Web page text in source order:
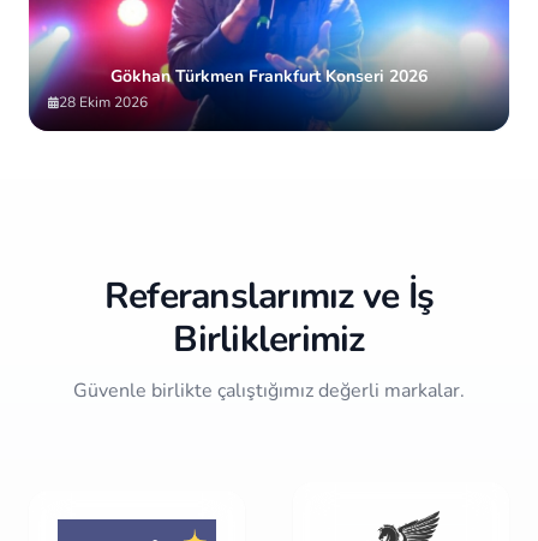
Gökhan Türkmen Frankfurt Konseri 2026
28 Ekim 2026
Referanslarımız ve İş
Birliklerimiz
Güvenle birlikte çalıştığımız değerli markalar.